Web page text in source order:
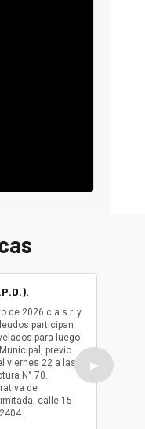
de 2026 c.a.s.r. y
participan
para luego
previo
viernes 22 a las
N° 70.
de
calle 15
ser
oficio
▶